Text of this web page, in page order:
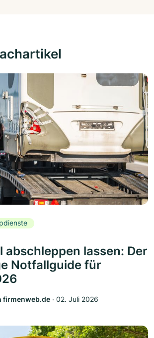
abschleppen lassen: Der
Notfallguide für
firmenweb.de ‧ 02. Juli 2026